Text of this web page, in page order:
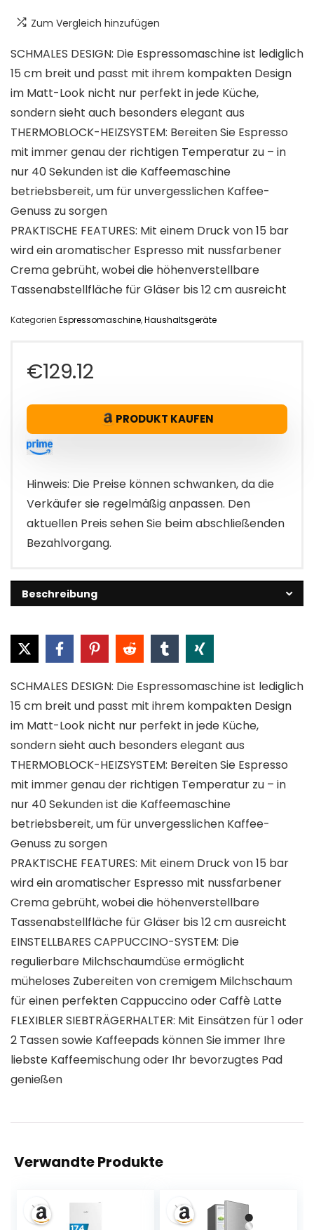
Zum Vergleich hinzufügen
SCHMALES DESIGN: Die Espressomaschine ist lediglich
15 cm breit und passt mit ihrem kompakten Design
im Matt-Look nicht nur perfekt in jede Küche,
sondern sieht auch besonders elegant aus
THERMOBLOCK-HEIZSYSTEM: Bereiten Sie Espresso
mit immer genau der richtigen Temperatur zu – in
nur 40 Sekunden ist die Kaffeemaschine
betriebsbereit, um für unvergesslichen Kaffee-
Genuss zu sorgen
PRAKTISCHE FEATURES: Mit einem Druck von 15 bar
wird ein aromatischer Espresso mit nussfarbener
Crema gebrüht, wobei die höhenverstellbare
Tassenabstellfläche für Gläser bis 12 cm ausreicht
Kategorien Espressomaschine,Haushaltsgeräte
€129.12
PRODUKT KAUFEN
Hinweis: Die Preise können schwanken, da die
Verkäufer sie regelmäßig anpassen. Den
aktuellen Preis sehen Sie beim abschließenden
Bezahlvorgang.
Beschreibung
SCHMALES DESIGN: Die Espressomaschine ist lediglich
15 cm breit und passt mit ihrem kompakten Design
im Matt-Look nicht nur perfekt in jede Küche,
sondern sieht auch besonders elegant aus
THERMOBLOCK-HEIZSYSTEM: Bereiten Sie Espresso
mit immer genau der richtigen Temperatur zu – in
nur 40 Sekunden ist die Kaffeemaschine
betriebsbereit, um für unvergesslichen Kaffee-
Genuss zu sorgen
PRAKTISCHE FEATURES: Mit einem Druck von 15 bar
wird ein aromatischer Espresso mit nussfarbener
Crema gebrüht, wobei die höhenverstellbare
Tassenabstellfläche für Gläser bis 12 cm ausreicht
EINSTELLBARES CAPPUCCINO-SYSTEM: Die
regulierbare Milchschaumdüse ermöglicht
müheloses Zubereiten von cremigem Milchschaum
für einen perfekten Cappuccino oder Caffè Latte
FLEXIBLER SIEBTRÄGERHALTER: Mit Einsätzen für 1 oder
2 Tassen sowie Kaffeepads können Sie immer Ihre
liebste Kaffeemischung oder Ihr bevorzugtes Pad
genießen
Verwandte Produkte